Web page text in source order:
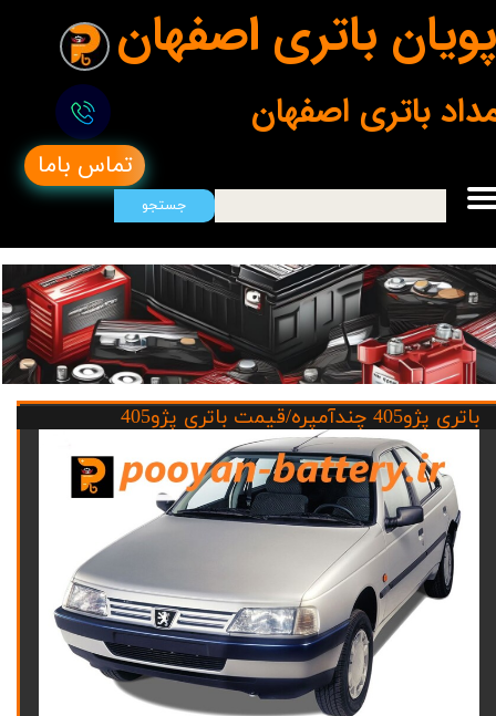
پویان باتری اصفهان
تماس باما
جستجو
باتری اصفهان
باتری پژو405 چندآمپره/قیمت باتری پژو405